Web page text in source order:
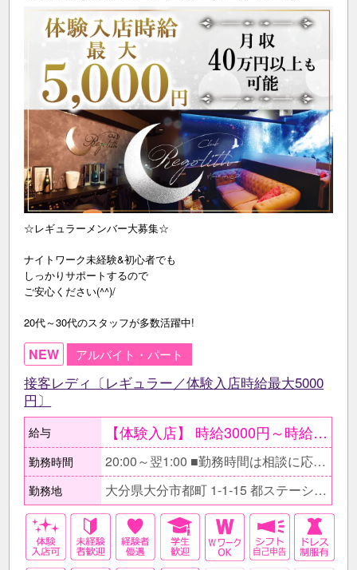
☆レギュラーメンバー大募集☆
ナイトワーク未経験&初心者でも
しっかりサポートするので
ご安心ください(^^)/
20代～30代のスタッフが多数活躍中!
NEW アルバイト・パート
接客レディ〔レギュラー／体験入店時給最大5000
円〕
給与 【体験入店】 時給3000円～時給5000円 ●20時～翌1時の間で1回3h ○条件が合えば面接当日も可能 ●給与はその日に全額現金支給 【在籍後】 時給2500円～4000円＋各種手当有 ●ボーナス制度有〔毎月〕 ○日払いOK ＜月収例＞ 週5日・1日5ｈ勤務の場合 月収40万円以上 ※月によっては50万・ 60万円以上の月も。
勤務時間 20:00～翌1:00 ■勤務時間は相談に応じます。 □日によって出勤時間や退勤時間の調整もOKです。
勤務地 大分県大分市都町 1-1-15 都ステーション5F